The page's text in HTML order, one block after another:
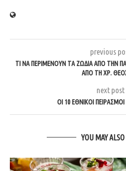
previous
ΤΙ ΝΑ ΠΕΡΙΜΈΝΟΥΝ ΤΑ ΖΏΔΙΑ ΑΠΌ ΤΗΝ
ΑΠΌ ΤΗ ΧΡ.
next post
ΟΙ 10 ΕΘΝΙΚΟΊ
YOU MAY